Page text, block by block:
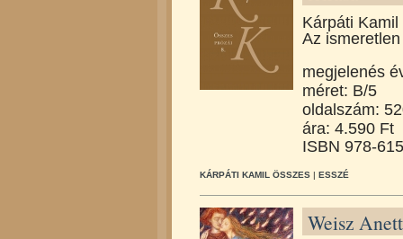
Kárpáti Kamil
Az
megjelenés
méret: B/5
oldalszám:
ára: 4.590 Ft
ISBN 978-
KÁRPÁTI KAMIL ÖSSZES | ESSZÉ
Weisz